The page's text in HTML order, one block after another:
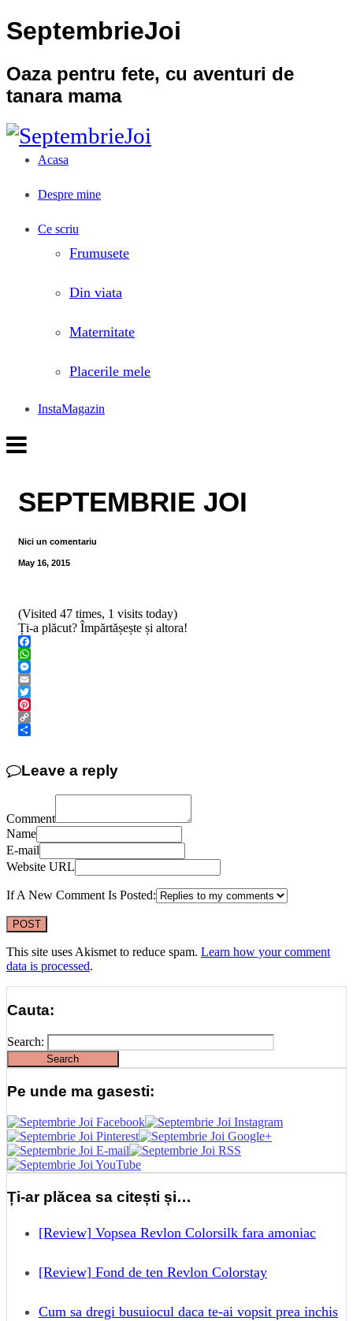
SeptembrieJoi
Oaza pentru fete, cu aventuri de
tanara mama
Acasa
Despre mine
Ce scriu
Frumusete
Din viata
Maternitate
Placerile mele
InstaMagazin
SEPTEMBRIE JOI
Nici un comentariu
May 16, 2015
(Visited 47 times, 1 visits today)
Ți-a plăcut? Împărtășește și altora!
Facebook
WhatsApp
Messenger
Email
Twitter
Pinterest
Copy
Leave a reply
Comment
Name
E-mail
Website URL
If A New Comment Is Posted:
This site uses Akismet to reduce spam. Learn how your comment
data is processed.
Cauta:
Search:
Pe unde ma gasesti:
Ți-ar plăcea sa citești și…
[Review] Vopsea Revlon Colorsilk fara amoniac
[Review] Fond de ten Revlon Colorstay
Cum sa dregi busuiocul daca te-ai vopsit prea inchis